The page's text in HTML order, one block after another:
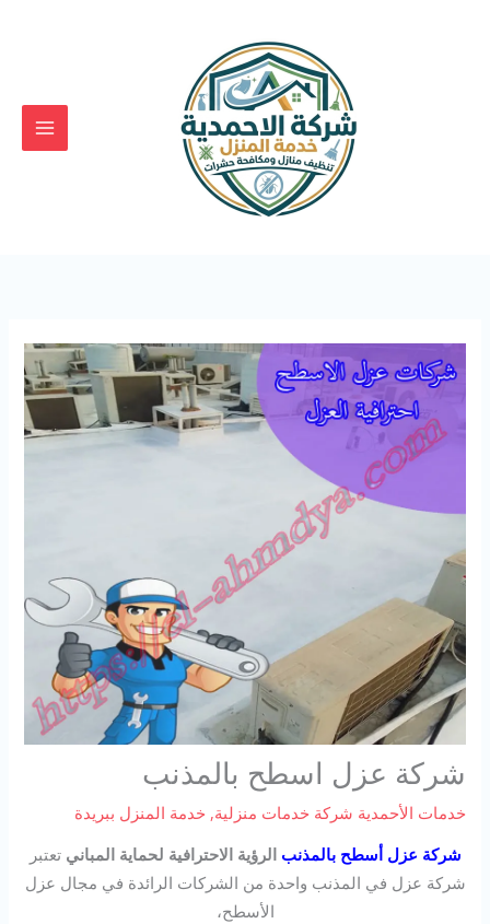
شركة عزل اسطح بالمذنب
خدمات الأحمدية شركة خدمات منزلية, خدمة المنزل ببريدة
شركة عزل أسطح بالمذنب الرؤية الاحترافية لحماية المبانيتعتبر
شركة عزل في المذنب واحدة من الشركات الرائدة في مجال عزل
الأسطح،